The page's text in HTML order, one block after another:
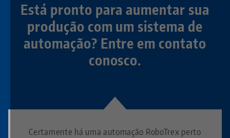
Está pronto para aumentar sua
produção com um sistema de
automação? Entre em contato
conosco.
Certamente há uma automação RoboTrex perto